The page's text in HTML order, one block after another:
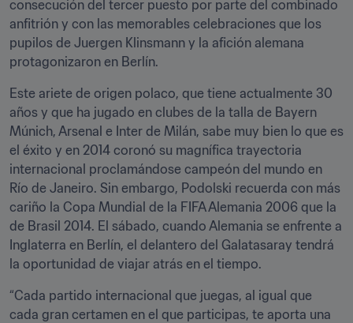
consecución del tercer puesto por parte del combinado
anfitrión y con las memorables celebraciones que los
pupilos de Juergen Klinsmann y la afición alemana
protagonizaron en Berlín.
Este ariete de origen polaco, que tiene actualmente 30
años y que ha jugado en clubes de la talla de Bayern
Múnich, Arsenal e Inter de Milán, sabe muy bien lo que es
el éxito y en 2014 coronó su magnífica trayectoria
internacional proclamándose campeón del mundo en
Río de Janeiro. Sin embargo, Podolski recuerda con más
cariño la Copa Mundial de la FIFA Alemania 2006 que la
de Brasil 2014. El sábado, cuando Alemania se enfrente a
Inglaterra en Berlín, el delantero del Galatasaray tendrá
la oportunidad de viajar atrás en el tiempo.
“Cada partido internacional que juegas, al igual que
cada gran certamen en el que participas, te aporta una